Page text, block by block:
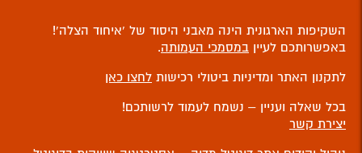
השקיפות הארגונית הינה מאבני היסוד של ‘איחוד הצלה’!
באפשרותכם לעיין במסמכי העמותה.
לתקנון האתר ומדיניות ביטולי רכישות לחצו כאן
בכל שאלה ועניין – נשמח לעמוד לרשותכם!
יצירת קשר